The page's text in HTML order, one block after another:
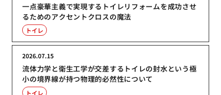
一点豪華主義で実現するトイレリフォームを成功させ
るためのアクセントクロスの魔法
トイレ
流体力学と衛生工学が交差するトイレの封水という極
小の境界線が持つ物理的必然性について
2026.07.15
トイレ